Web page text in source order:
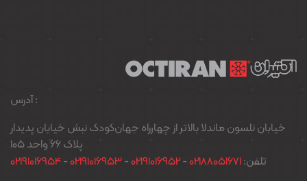
آدرس :
خیابان نلسون ماندلا بالاتر از چهارراه جهان‌کودک نبش خیابان پدیدار
پلاک ۶۶ واحد ۱۰۵
تلفن:02188051671
-
02191016952
-
02191016953
-
02191016954